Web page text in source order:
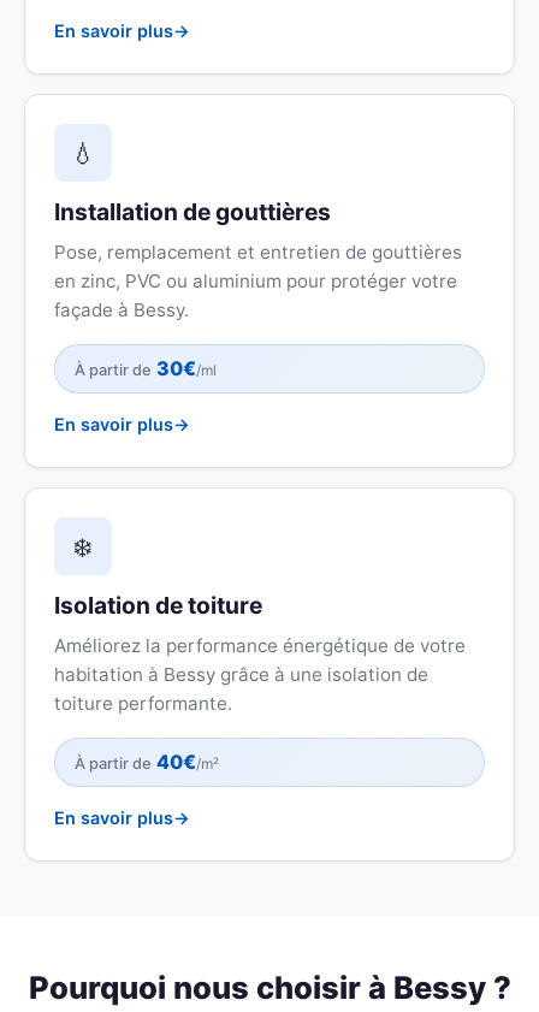
En savoir plus
💧
Installation de gouttières
Pose, remplacement et entretien de gouttières
en zinc, PVC ou aluminium pour protéger votre
façade à Bessy.
À partir de 30€/ml
En savoir plus
❄️
Isolation de toiture
Améliorez la performance énergétique de votre
habitation à Bessy grâce à une isolation de
toiture performante.
À partir de 40€/m²
En savoir plus
Pourquoi nous choisir à Bessy ?